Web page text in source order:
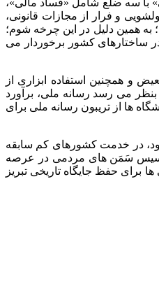
با سه ضلع شامل «فساد مالی»،
و فرار از مجازات قانونی،
به همین دلیل در این چرخه شوم؛
ساختارهای کشور برخوردار می
و همچنین استفاده ابزاری از
می رسد رسانه ملی، برآورد
ها از تریبون رسانه ملی برای
خود، در خدمت کشورهای کم سابقه
تاسیس سَمَن های مردمی در عرصه
برای حفظ جایگاه تاریخی تبریز